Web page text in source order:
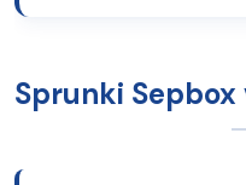
Sprunki Sepbox